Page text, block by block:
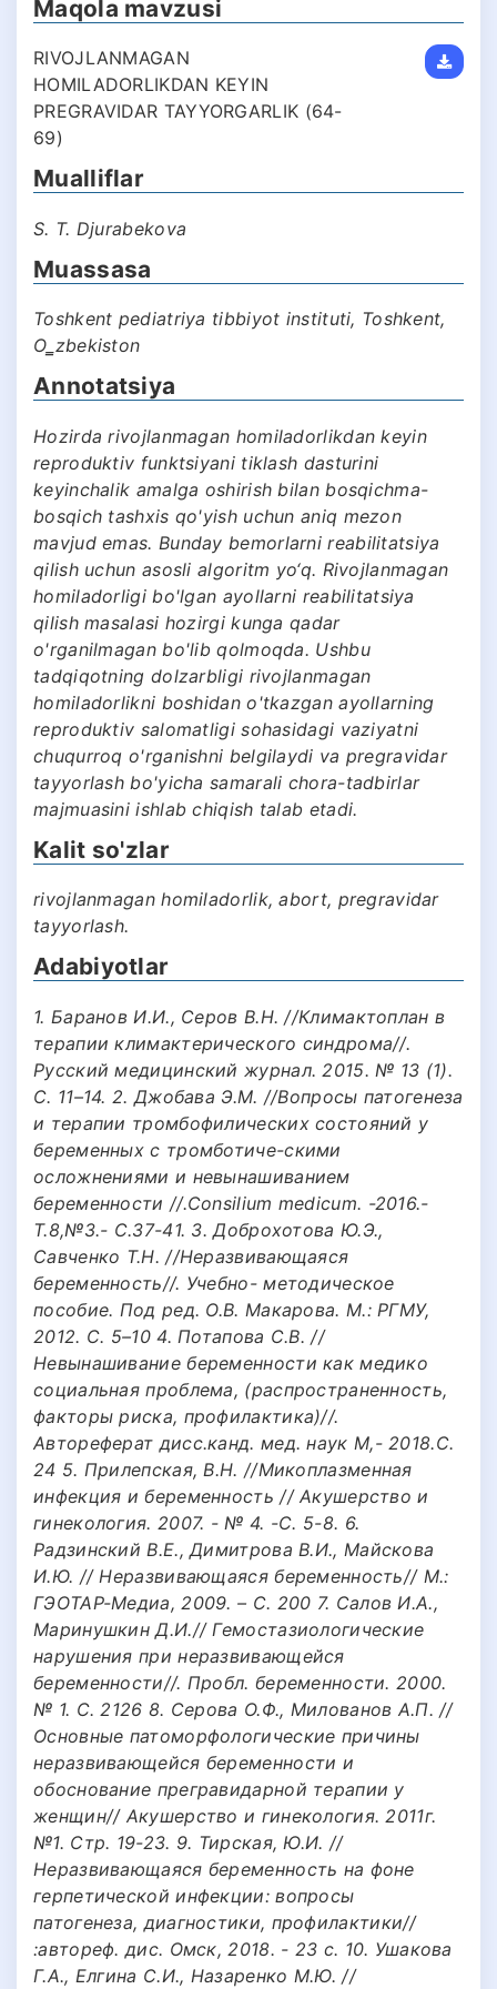
Maqola mavzusi
RIVOJLANMAGAN
HOMILADORLIKDAN KEYIN
PREGRAVIDAR TAYYORGARLIK (64-
69)
Mualliflar
S. T. Djurabekova
Muassasa
Toshkent pediatriya tibbiyot instituti, Toshkent,
O‗zbekiston
Annotatsiya
Hozirda rivojlanmagan homiladorlikdan keyin
reproduktiv funktsiyani tiklash dasturini
keyinchalik amalga oshirish bilan bosqichma-
bosqich tashxis qo'yish uchun aniq mezon
mavjud emas. Bunday bemorlarni reabilitatsiya
qilish uchun asosli algoritm yo‘q. Rivojlanmagan
homiladorligi bo'lgan ayollarni reabilitatsiya
qilish masalasi hozirgi kunga qadar
o'rganilmagan bo'lib qolmoqda. Ushbu
tadqiqotning dolzarbligi rivojlanmagan
homiladorlikni boshidan o'tkazgan ayollarning
reproduktiv salomatligi sohasidagi vaziyatni
chuqurroq o'rganishni belgilaydi va pregravidar
tayyorlash bo'yicha samarali chora-tadbirlar
majmuasini ishlab chiqish talab etadi.
Kalit so'zlar
rivojlanmagan homiladorlik, abort, pregravidar
tayyorlash.
Adabiyotlar
1. Баранов И.И., Серов В.Н. //Климактоплан в
терапии климактерического синдрома//.
Русский медицинский журнал. 2015. № 13 (1).
С. 11–14. 2. Джобава Э.М. //Вопросы патогенеза
и терапии тромбофилических состояний у
беременных с тромботиче-скими
осложнениями и невынашиванием
беременности //.Consilium medicum. -2016.-
Т.8,№3.- С.37-41. 3. Доброхотова Ю.Э.,
Савченко Т.Н. //Неразвивающаяся
беременность//. Учебно- методическое
пособие. Под ред. О.В. Макарова. М.: РГМУ,
2012. С. 5–10 4. Потапова C.B. //
Невынашивание беременности как медико
социальная проблема, (распространенность,
факторы риска, профилактика)//.
Автореферат дисс.канд. мед. наук М,- 2018.C.
24 5. Прилепская, В.Н. //Микоплазменная
инфекция и беременность // Акушерство и
гинекология. 2007. - № 4. -С. 5-8. 6.
Радзинский В.Е., Димитрова В.И., Майскова
И.Ю. // Неразвивающаяся беременность// М.:
ГЭОТАР-Медиа, 2009. – C. 200 7. Салов И.А.,
Маринушкин Д.И.// Гемостазиологические
нарушения при неразвивающейся
беременности//. Пробл. беременности. 2000.
№ 1. С. 2126 8. Серова О.Ф., Милованов А.П. //
Основные патоморфологические причины
неразвивающейся беременности и
обоснование прегравидарной терапии у
женщин// Акушерство и гинекология. 2011г.
№1. Стр. 19-23. 9. Тирская, Ю.И. //
Неразвивающаяся беременность на фоне
герпетической инфекции: вопросы
патогенеза, диагностики, профилактики//
:автореф. дис. Омск, 2018. - 23 с. 10. Ушакова
Г.А., Елгина С.И., Назаренко М.Ю. //